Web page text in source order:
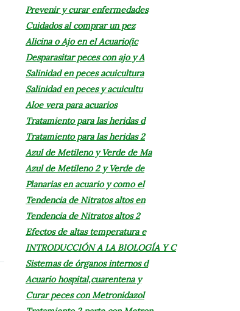
Prevenir y curar enfermedades
Cuidados al comprar un pez
Alicina o Ajo en el Acuario(ic
Desparasitar peces con ajo y A
Salinidad en peces acuicultura
Salinidad en peces y acuicultu
Aloe vera para acuarios
Tratamiento para las heridas d
Tratamiento para las heridas 2
Azul de Metileno y Verde de Ma
Azul de Metileno 2 y Verde de
Planarias en acuario y como el
Tendencia de Nitratos altos en
Tendencia de Nitratos altos 2
Efectos de altas temperatura e
INTRODUCCIÓN A LA BIOLOGÍA Y C
Sistemas de órganos internos d
Acuario hospital,cuarentena y
Curar peces con Metronidazol